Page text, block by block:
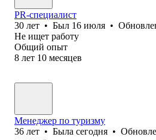
PR-специалист
30 лет • Был 16 июля •
Не ищет работу
Общий опыт
8 лет 10 месяцев
Менеджер по туризму
36 лет • Была сегодня •